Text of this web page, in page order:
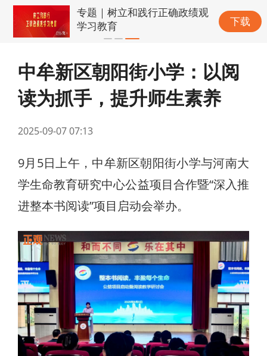
专题｜树立和践行正确政绩观
学习教育
下载
中牟新区朝阳街小学：以阅
读为抓手，提升师生素养
2025-09-07 07:13
9月5日上午，中牟新区朝阳街小学与河南大
学生命教育研究中心公益项目合作暨“深入推
进整本书阅读”项目启动会举办。